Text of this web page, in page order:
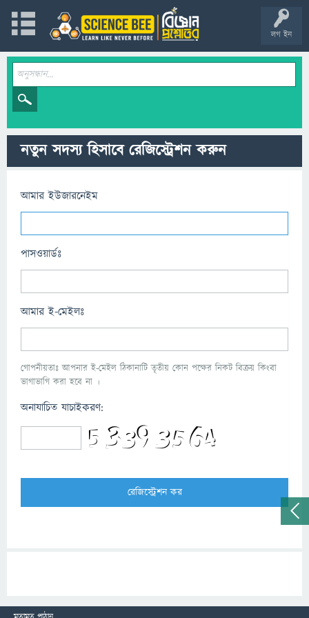
লগ ইন
নতুন সদস্য হিসাবে রেজিস্ট্রেশন করুন
আমার ইউজারনেইম
পাসওয়ার্ডঃ
আমার ই-মেইলঃ
গোপনীয়তাঃ আপনার ই-মেইল ঠিকানাটি তৃতীয় কোন পক্ষের নিকট বিক্রয় কিংবা
ভাগাভাগি করা হবে না ।
অনাযাচিত যাচাইকরণ: